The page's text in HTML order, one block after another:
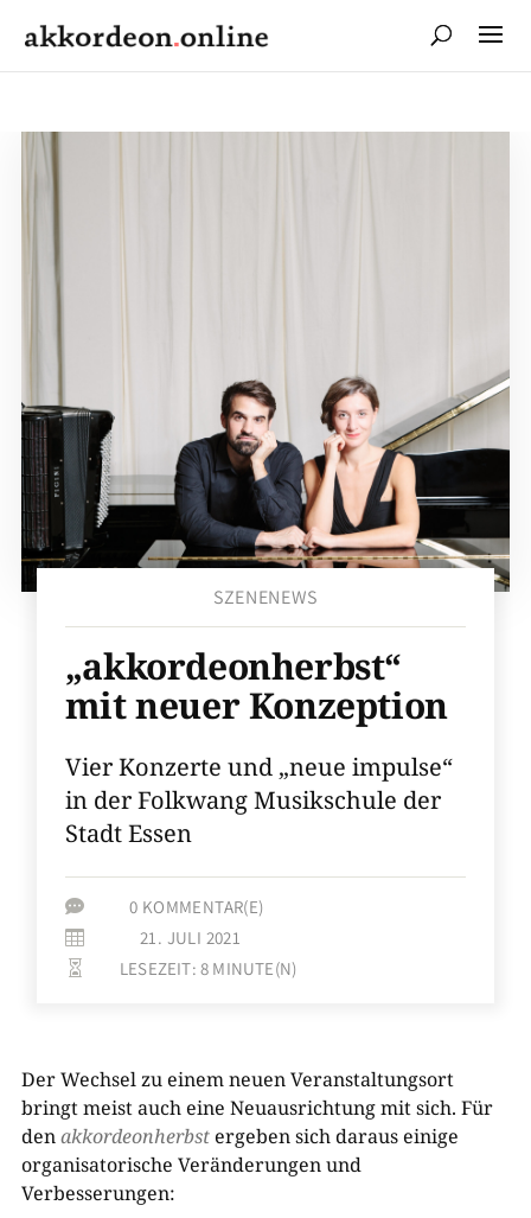
SZENENEWS
„akkordeonherbst“
mit neuer Konzeption
Vier Konzerte und „neue impulse“
in der Folkwang Musikschule der
Stadt Essen
 0 KOMMENTAR(E)
 21. JULI 2021
 LESEZEIT: 8 MINUTE(N)
Der Wechsel zu einem neuen Veranstaltungsort
bringt meist auch eine Neuausrichtung mit sich. Für
denakkordeonherbstergeben sich daraus einige
organisatorische Veränderungen und
Verbesserungen: